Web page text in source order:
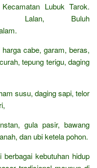
Lubuk Tarok.
Lalan, Buluh
cabe, garam, beras,
tepung terigu, daging
susu, daging sapi, telor
gula pasir, bawang
dan ubi ketela pohon.
kebutuhan hidup